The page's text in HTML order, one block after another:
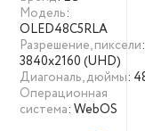
Модель:
OLED48C5RLA
Разрешение, пиксели:
3840х2160 (UHD)
Диагональ, дюймы:
Операционная
система: WebOS